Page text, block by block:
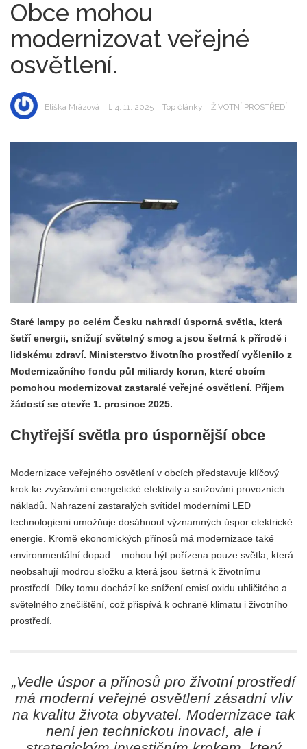
Obce mohou
modernizovat veřejné
osvětlení.
Eliška Mrázová 4. 11. 2025 Top články ŽIVOTNÍ PROSTŘEDÍ
Staré lampy po celém Česku nahradí úsporná světla, která
šetří energii, snižují světelný smog a jsou šetrná k přírodě i
lidskému zdraví. Ministerstvo životního prostředí vyčlenilo z
Modernizačního fondu půl miliardy korun, které obcím
pomohou modernizovat zastaralé veřejné osvětlení. Příjem
žádostí se otevře 1. prosince 2025.
Chytřejší světla pro úspornější obce
Modernizace veřejného osvětlení v obcích představuje klíčový
krok ke zvyšování energetické efektivity a snižování provozních
nákladů. Nahrazení zastaralých svítidel moderními LED
technologiemi umožňuje dosáhnout významných úspor elektrické
energie. Kromě ekonomických přínosů má modernizace také
environmentální dopad – mohou být pořízena pouze světla, která
neobsahují modrou složku a která jsou šetrná k životnímu
prostředí. Díky tomu dochází ke snížení emisí oxidu uhličitého a
světelného znečištění, což přispívá k ochraně klimatu i životního
prostředí.
„Vedle úspor a přínosů pro životní prostředí
má moderní veřejné osvětlení zásadní vliv
na kvalitu života obyvatel. Modernizace tak
není jen technickou inovací, ale i